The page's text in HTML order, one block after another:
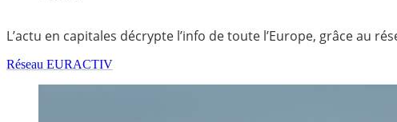
L’actu en capitales décrypte l’info de toute l’Europe, grâce au
Réseau EURACTIV